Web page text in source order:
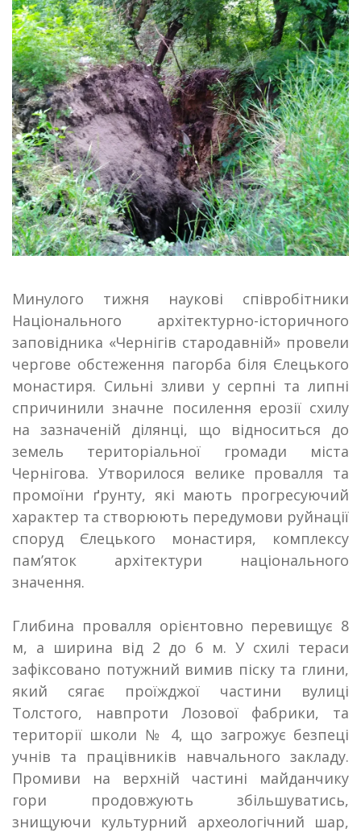
Минулого тижня наукові співробітники
Національного архітектурно-історичного
заповідника «Чернігів стародавній» провели
чергове обстеження пагорба біля Єлецького
монастиря. Сильні зливи у серпні та липні
спричинили значне посилення ерозії схилу
на зазначеній ділянці, що відноситься до
земель територіальної громади міста
Чернігова. Утворилося велике провалля та
промоїни ґрунту, які мають прогресуючий
характер та створюють передумови руйнації
споруд Єлецького монастиря, комплексу
пам’яток архітектури національного
значення.
Глибина провалля орієнтовно перевищує 8
м, а ширина від 2 до 6 м.У схилі тераси
зафіксовано потужний вимив піску та глини,
який сягає проїжджої частини вулиці
Толстого, навпроти Лозової фабрики, та
території школи № 4, що загрожує безпеці
учнів та працівників навчального закладу.
Промиви на верхній частині майданчику
гори продовжують збільшуватись,
знищуючи культурний археологічний шар,